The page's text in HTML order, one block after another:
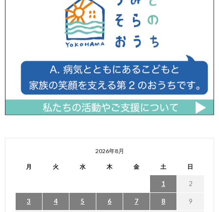
2026年8月
月 火 水 木 金 土 日
1 2
3 4 5 6 7 8 9